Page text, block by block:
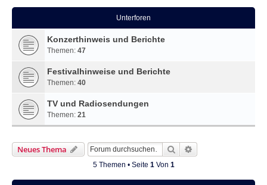
Unterforen
Konzerthinweis und Berichte
Themen: 47
Festivalhinweise und Berichte
Themen: 40
TV und Radiosendungen
Themen: 21
Neues Thema Suche
5 Themen • Seite 1Von 1